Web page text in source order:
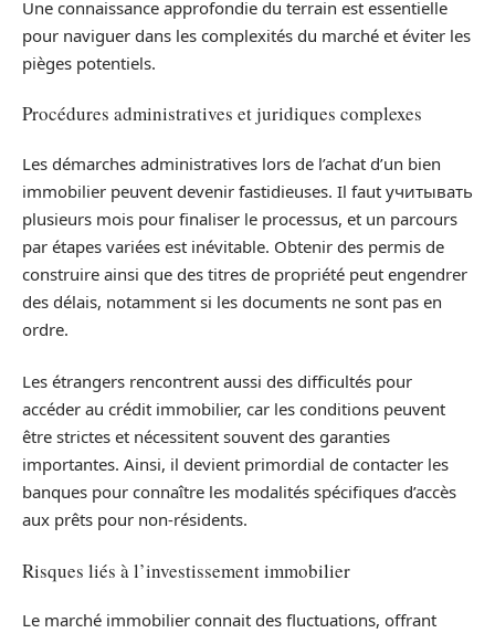
Une connaissance approfondie du terrain est essentielle
pour naviguer dans les complexités du marché et éviter les
pièges potentiels.
Procédures administratives et juridiques complexes
Les démarches administratives lors de l’achat d’un bien
immobilier peuvent devenir fastidieuses. Il faut учитывать
plusieurs mois pour finaliser le processus, et un parcours
par étapes variées est inévitable. Obtenir des permis de
construire ainsi que des titres de propriété peut engendrer
des délais, notamment si les documents ne sont pas en
ordre.
Les étrangers rencontrent aussi des difficultés pour
accéder au crédit immobilier, car les conditions peuvent
être strictes et nécessitent souvent des garanties
importantes. Ainsi, il devient primordial de contacter les
banques pour connaître les modalités spécifiques d’accès
aux prêts pour non-résidents.
Risques liés à l’investissement immobilier
Le marché immobilier connait des fluctuations, offrant